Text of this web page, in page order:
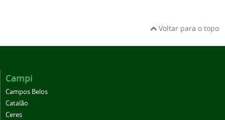
Voltar para o topo
Campi
Campos Belos
Catalão
Ceres